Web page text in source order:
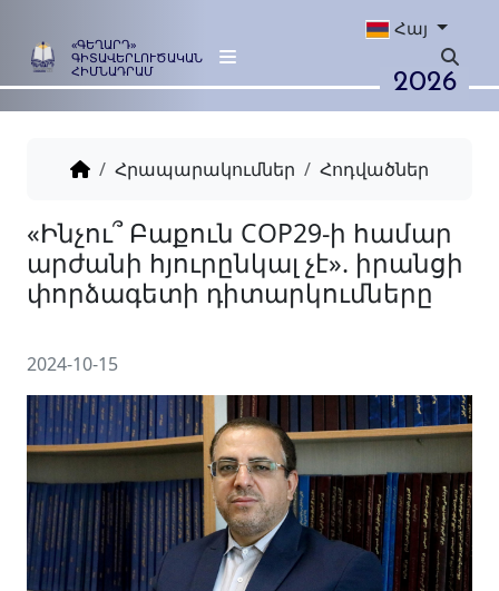
«ԳԵՂԱՐԴ»
ԳԻՏԱՎԵՐԼՈՒԾԱԿԱՆ
ՀԻՄՆԱԴՐԱՄ
Հայ
2026
Հրապարակումներ Հոդվածներ
«Ինչու՞ Բաքուն COP29-ի
փորձագետի
2024-10-15